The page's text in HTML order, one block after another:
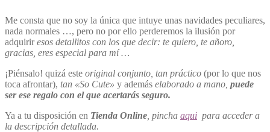
Me consta que no soy la única que intuye unas navidades peculiares,
nada normales …, pero no por ello perderemos la ilusión por
adquiriresos detallitos con los que decir: te quiero, te añoro,
gracias, eres especial para mí …
¡Piénsalo! quizá este original conjunto, tan práctico (por lo que nos
toca afrontar), tan «So Cute» y además elaborado a mano, puede
ser ese regalo con el que acertarás seguro.
Ya a tu disposición en Tienda Online , pincha aqui para acceder a
la descripción detallada.